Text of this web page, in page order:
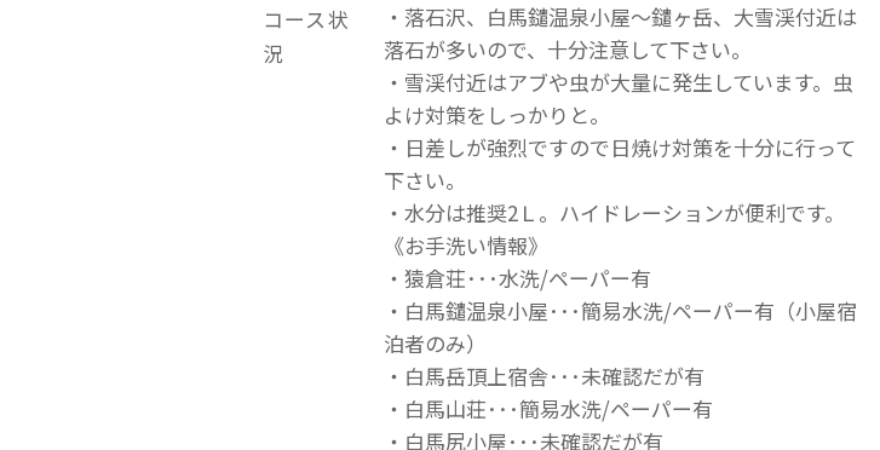
コース状
況
・落石沢、白馬鑓温泉小屋～鑓ヶ岳、大雪渓付近は
落石が多いので、十分注意して下さい。
・雪渓付近はアブや虫が大量に発生しています。虫
よけ対策をしっかりと。
・日差しが強烈ですので日焼け対策を十分に行って
下さい。
・水分は推奨2Ｌ。ハイドレーションが便利です。
《お手洗い情報》
・猿倉荘･･･水洗/ペーパー有
・白馬鑓温泉小屋･･･簡易水洗/ペーパー有（小屋宿
泊者のみ）
・白馬岳頂上宿舎･･･未確認だが有
・白馬山荘･･･簡易水洗/ペーパー有
・白馬尻小屋･･･未確認だが有